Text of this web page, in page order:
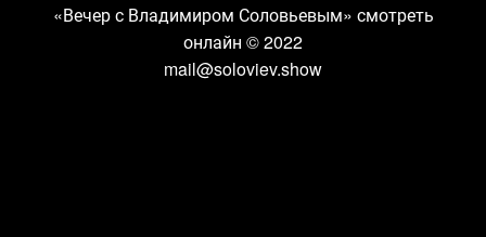
«Вечер с Владимиром Соловьевым» смотреть
онлайн © 2022
mail@soloviev.show